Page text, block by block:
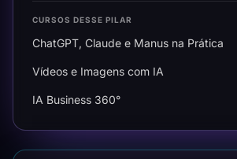
CURSOS DESSE PILAR
ChatGPT, Claude e Manus na Prática
Vídeos e Imagens com IA
IA Business 360°